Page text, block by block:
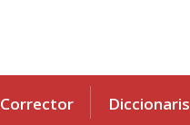
Corrector Diccionaris